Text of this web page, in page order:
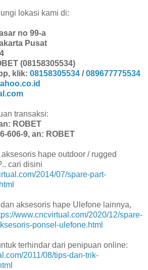
lokasi kami di:
no 99-a
Pusat
(08158305534)
klik: 08158305534 /089677775534
transaksi:
ROBET
606-9, an: ROBET
hape outdoor / rugged
cari disini
2014/07/spare-part-
aksesoris hape Ulefone lainnya,
www.cncvirtual.com/2020/12/spare-
ponsel-ulefone.html
terhindar dari penipuan online:
2011/08/tips-dan-trik-